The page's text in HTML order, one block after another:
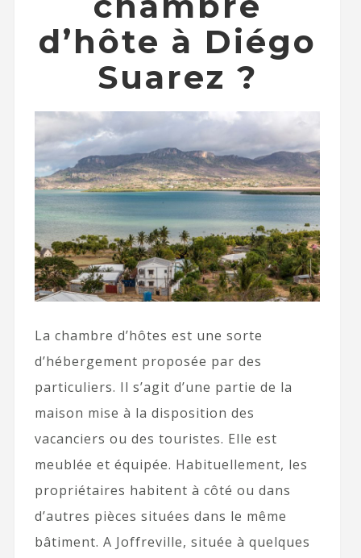
d’hôte à Diégo
Suarez ?
La chambre d’hôtes est une sorte
d’hébergement proposée par des
particuliers. Il s’agit d’une partie de la
maison mise à la disposition des
vacanciers ou des touristes. Elle est
meublée et équipée. Habituellement, les
propriétaires habitent à côté ou dans
d’autres pièces situées dans le même
bâtiment. A Joffreville, située à quelques